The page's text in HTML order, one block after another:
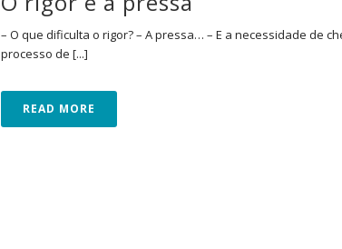
– O que dificulta o rigor? – A pressa… – E a necessidade de
processo de [...]
READ MORE